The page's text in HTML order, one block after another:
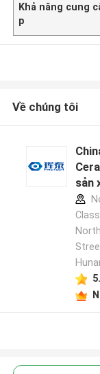
Khả năng cung
p
Về chúng tôi
sản